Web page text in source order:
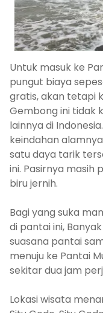
Untuk masuk ke
pungut biaya
gratis, akan tetapi
Gembong ini tidak
lainnya di
keindahan
satu daya tarik
ini. Pasirnya masih
biru jernih.
Bagi yang suka
di pantai ini,
suasana pantai
menuju ke Pantai
sekitar dua jam
Lokasi wisata